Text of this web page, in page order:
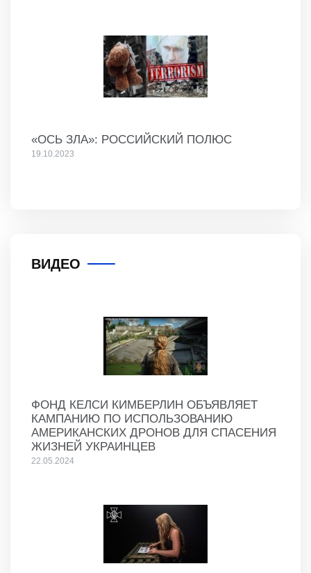
«ОСЬ ЗЛА»: РОССИЙСКИЙ ПОЛЮС
19.10.2023
ВИДЕО
ФОНД КЕЛСИ КИМБЕРЛИН ОБЪЯВЛЯЕТ
КАМПАНИЮ ПО ИСПОЛЬЗОВАНИЮ
АМЕРИКАНСКИХ ДРОНОВ ДЛЯ СПАСЕНИЯ
ЖИЗНЕЙ УКРАИНЦЕВ
22.05.2024